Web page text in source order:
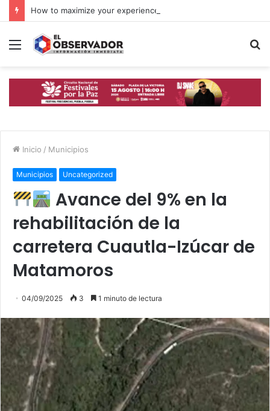
Menú
Inicio / Municipios
Municipios Uncategorized
Avance del 9% en la
rehabilitación de la
carretera Cuautla-Izúcar de
Matamoros
04/09/2025 3 1 minuto de lectura